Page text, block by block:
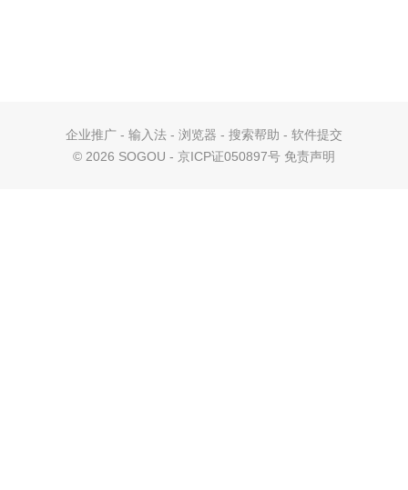
企业推广 - 输入法 - 浏览器 - 搜索帮助 - 软件提交
© 2026 SOGOU - 京ICP证050897号 免责声明